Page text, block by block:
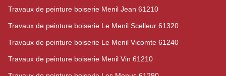
Travaux de peinture boiserie Menil Jean 61210
Travaux de peinture boiserie Le Menil Scelleur 61320
Travaux de peinture boiserie Le Menil Vicomte 61240
Travaux de peinture boiserie Menil Vin 61210